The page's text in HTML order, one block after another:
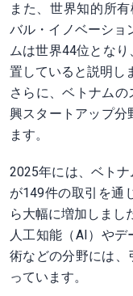
また、世界知的所
バル・イノベーショ
ムは世界44位とな
置していると説明し
さらに、ベトナム
興スタートアップ分
ます。
2025年には、ベト
が149件の取引を通
ら大幅に増加しまし
人工知能（AI）や
術などの分野には、
っています。